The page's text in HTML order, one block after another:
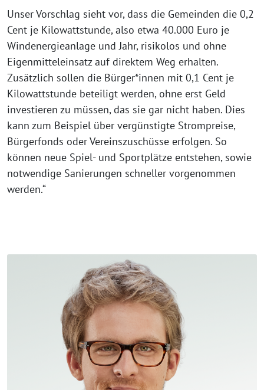
Unser Vorschlag sieht vor, dass die Gemeinden die 0,2
Cent je Kilowattstunde, also etwa 40.000 Euro je
Windenergieanlage und Jahr, risikolos und ohne
Eigenmitteleinsatz auf direktem Weg erhalten.
Zusätzlich sollen die Bürger*innen mit 0,1 Cent je
Kilowattstunde beteiligt werden, ohne erst Geld
investieren zu müssen, das sie gar nicht haben. Dies
kann zum Beispiel über vergünstigte Strompreise,
Bürgerfonds oder Vereinszuschüsse erfolgen. So
können neue Spiel- und Sportplätze entstehen, sowie
notwendige Sanierungen schneller vorgenommen
werden.“